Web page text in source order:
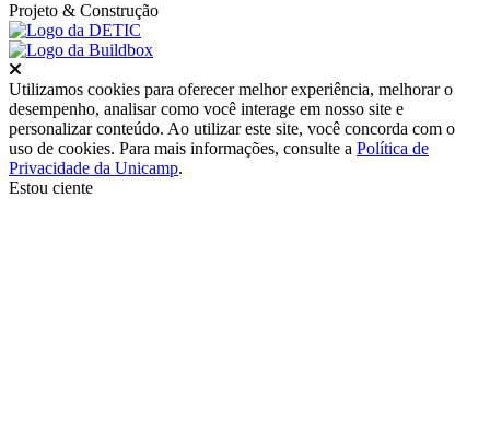
Projeto & Construção
Utilizamos cookies para oferecer melhor experiência, melhorar o
desempenho, analisar como você interage em nosso site e
personalizar conteúdo. Ao utilizar este site, você concorda com o
uso de cookies. Para mais informações, consulte a Política de
Privacidade da Unicamp.
Estou ciente